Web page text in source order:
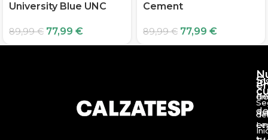
University Blue UNC
89,99€ 77,99 €
Cement
89,99€ 77,99 €
de
en